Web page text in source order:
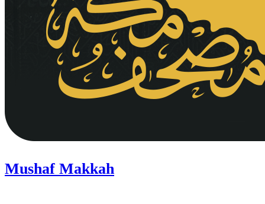
Mushaf Makkah